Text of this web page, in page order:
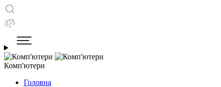
Комп'ютери
Головна